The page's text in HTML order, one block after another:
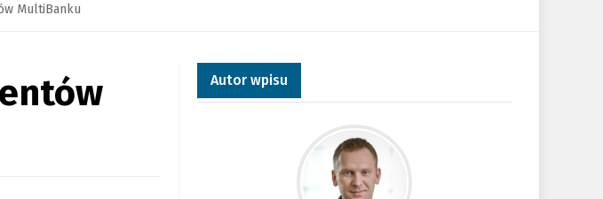
MultiBanku
Autor wpisu